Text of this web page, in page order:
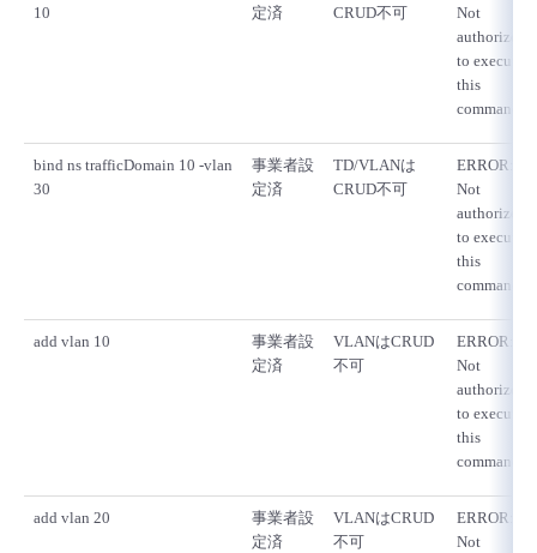
10 定済 CRUD不可
Not
authorized
to execute
this
command
bind ns trafficDomain 10 -vlan
30
事業者設
定済
TD/VLANは
CRUD不可
ERROR:
Not
authorized
to execute
this
command
add vlan 10
事業者設
定済
VLANはCRUD
不可
ERROR:
Not
authorized
to execute
this
command
add vlan 20
事業者設
定済
VLANはCRUD
不可
ERROR:
Not